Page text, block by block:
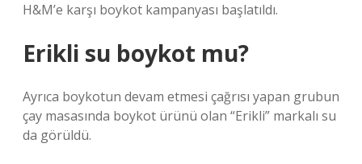
H&M’e karşı boykot kampanyası başlatıldı.
Erikli su boykot mu?
Ayrıca boykotun devam etmesi çağrısı yapan grubun
çay masasında boykot ürünü olan “Erikli” markalı su
da görüldü.